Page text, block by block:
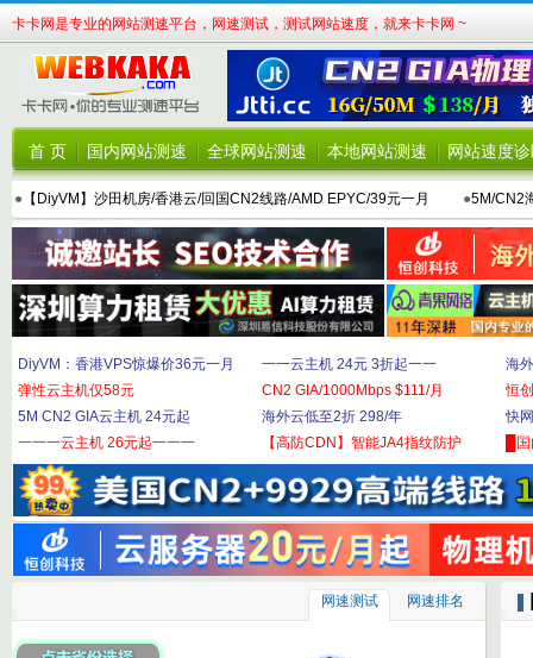
卡卡网是专业的网站测速平台，网速测试，测试网站速度，就来卡卡网 ~
首 页 国内网站测速 全球网站测速 本地网站测速 网站速度
● 【DiyVM】沙田机房/香港云/回国CN2线路/AMD EPYC/39元一月 ●5M/CN2
DiyVM：香港VPS惊爆价36元一月
弹性云主机仅58元
5M CN2 GIA云主机 24元起
一一一云主机 26元起一一一
一一云主机 24元 3折起一一
CN2 GIA/1000Mbps $111/月
海外云低至2折 298/年
【高防CDN】智能JA4指纹防护
海
恒
快
█
网速测试 网速排名